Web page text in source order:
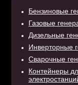
Бензиновые
Газовые
Дизельные
Инверторные
Сварочные
Контейнеры